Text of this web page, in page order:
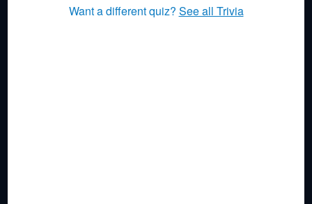
Want a different quiz? See all Trivia